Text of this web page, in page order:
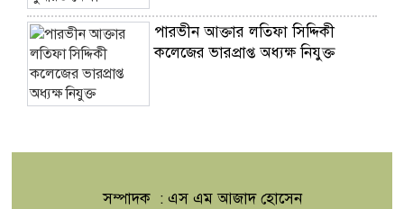
পারভীন আক্তার লতিফা সিদ্দিকী
কলেজের ভারপ্রাপ্ত অধ্যক্ষ নিযুক্ত
মাদ্রাসায় পুরষ্কার বিতরণ অনুষ্ঠিত
সম্পাদক : এস এম আজাদ হোসেন